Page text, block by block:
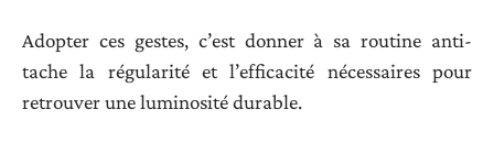
Adopter ces gestes, c’est donner à sa routine anti-
tache la régularité et l’efficacité nécessaires pour
retrouver une luminosité durable.